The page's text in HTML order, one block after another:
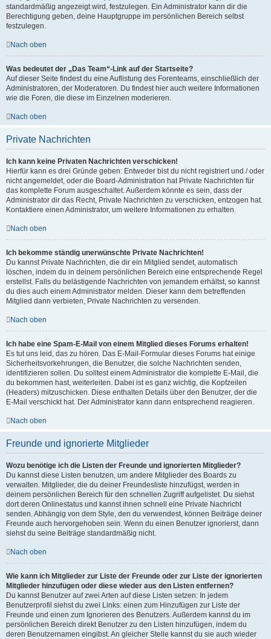
standardmäßig angezeigt wird, festzulegen. Ein Administrator kann dir die
Berechtigung geben, deine Hauptgruppe im persönlichen Bereich selbst
festzulegen.
Nach oben
Was bedeutet der „Das Team“-Link auf der Startseite?
Auf dieser Seite findest du eine Auflistung des Forenteams, einschließlich der
Administratoren, der Moderatoren. Du findest hier auch weitere Informationen
wie die Foren, die diese im Einzelnen moderieren.
Nach oben
Private Nachrichten
Ich kann keine Privaten Nachrichten verschicken!
Hierfür kann es drei Gründe geben: Entweder bist du nicht registriert und / oder
nicht angemeldet, oder die Board-Administration hat Private Nachrichten für
das komplette Forum ausgeschaltet. Außerdem könnte es sein, dass der
Administrator dir das Recht, Private Nachrichten zu verschicken, entzogen hat.
Kontaktiere einen Administrator, um weitere Informationen zu erhalten.
Nach oben
Ich bekomme ständig unerwünschte Private Nachrichten!
Du kannst Private Nachrichten, die dir ein Mitglied sendet, automatisch
löschen, indem du in deinem persönlichen Bereich eine entsprechende Regel
erstellst. Falls du belästigende Nachrichten von jemandem erhältst, so kannst
du dies auch einem Administrator melden. Dieser kann dem betreffenden
Mitglied dann verbieten, Private Nachrichten zu versenden.
Nach oben
Ich habe eine Spam-E-Mail von einem Mitglied dieses Forums erhalten!
Es tut uns leid, das zu hören. Das E-Mail-Formular dieses Forums hat einige
Sicherheitsvorkehrungen, die Benutzer, die solche Nachrichten senden,
identifizieren sollen. Du solltest einem Administrator die komplette E-Mail, die
du bekommen hast, weiterleiten. Dabei ist es ganz wichtig, die Kopfzeilen
(Headers) mitzuschicken. Diese enthalten Details über den Benutzer, der die
E-Mail verschickt hat. Der Administrator kann dann entsprechend reagieren.
Nach oben
Freunde und ignorierte Mitglieder
Wozu benötige ich die Listen der Freunde und ignorierten Mitglieder?
Du kannst diese Listen benutzen, um andere Mitglieder des Boards zu
verwalten. Mitglieder, die du deiner Freundesliste hinzufügst, werden in
deinem persönlichen Bereich für den schnellen Zugriff aufgelistet. Du siehst
dort deren Onlinestatus und kannst ihnen schnell eine Private Nachricht
senden. Abhängig von dem Style, den du verwendest, können Beiträge deiner
Freunde auch hervorgehoben sein. Wenn du einen Benutzer ignorierst, dann
siehst du seine Beiträge standardmäßig nicht.
Nach oben
Wie kann ich Mitglieder zur Liste der Freunde oder zur Liste der ignorierten
Mitglieder hinzufügen oder diese wieder aus den Listen entfernen?
Du kannst Benutzer auf zwei Arten auf diese Listen setzen: In jedem
Benutzerprofil siehst du zwei Links: einen zum Hinzufügen zur Liste der
Freunde und einen zum Ignorieren des Benutzers. Außerdem kannst du im
persönlichen Bereich direkt Benutzer zu den Listen hinzufügen, indem du
deren Benutzernamen eingibst. An gleicher Stelle kannst du sie auch wieder